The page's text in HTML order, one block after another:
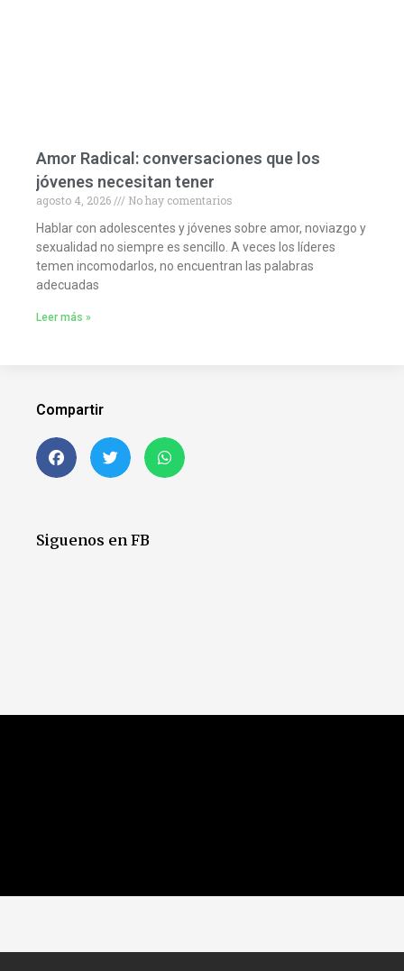
Amor Radical: conversaciones que los
jóvenes necesitan tener
agosto 4, 2026
No hay comentarios
Hablar con adolescentes y jóvenes sobre amor, noviazgo y
sexualidad no siempre es sencillo. A veces los líderes
temen incomodarlos, no encuentran las palabras
adecuadas
Leer más »
Compartir
Siguenos en FB